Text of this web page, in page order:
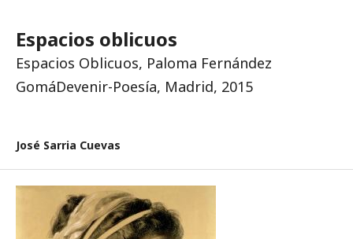
Espacios oblicuos
Espacios Oblicuos, Paloma Fernández
GomáDevenir-Poesía, Madrid, 2015
José Sarria Cuevas